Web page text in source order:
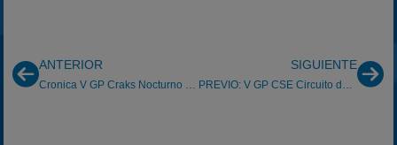
ANTERIOR
Cronica V GP Craks Nocturno Coma-Ruga
SIGUIENTE
PREVIO: V GP CSE Circuito de Navarra – Inverso (08/09/2013)